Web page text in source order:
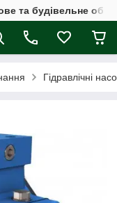
та будівельне
Гідравлічні